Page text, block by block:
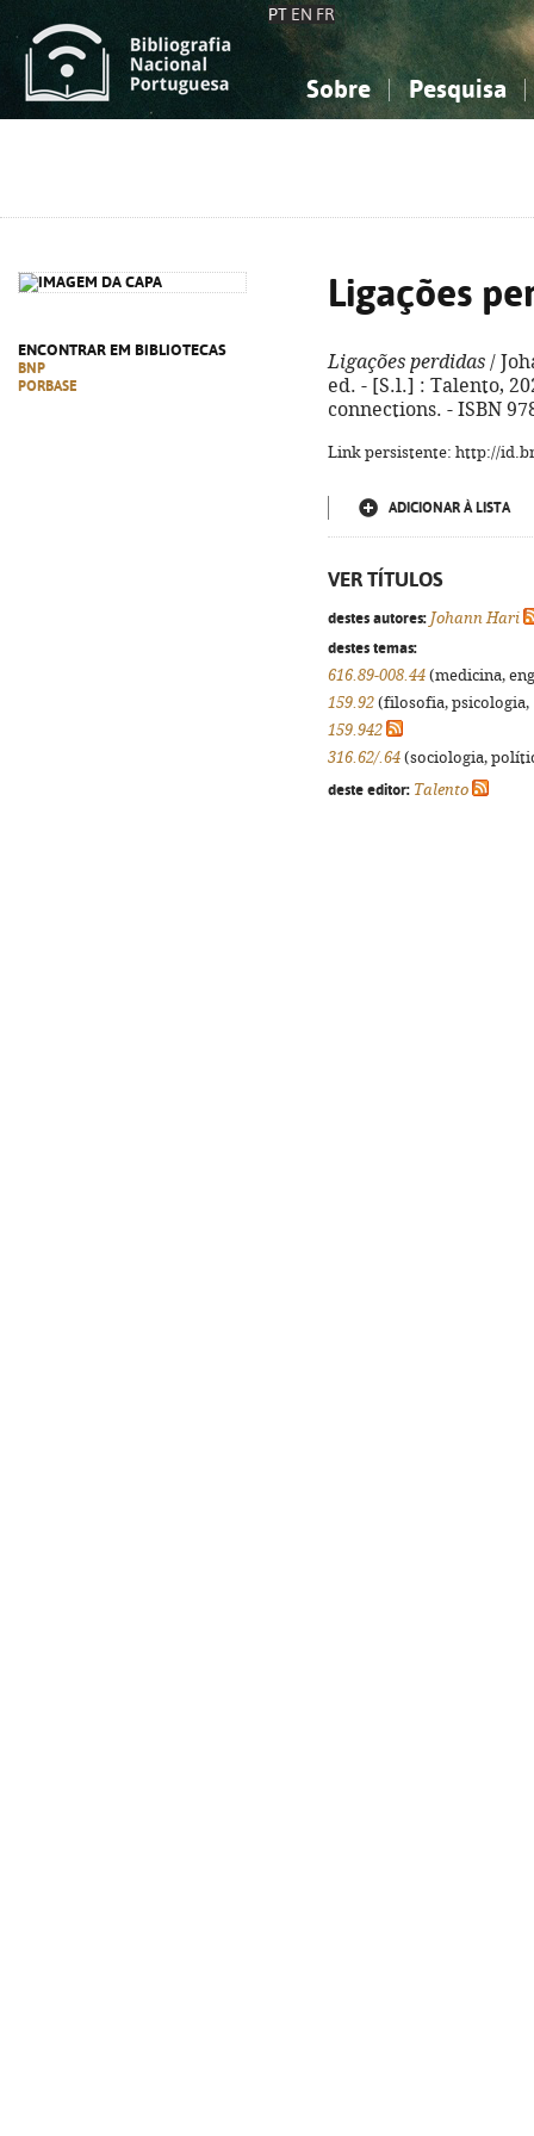
PT EN FR
Sobre Pesquisa
ENCONTRAR EM BIBLIOTECAS
BNP
PORBASE
Ligações
Ligações perdidas /
ed. - [S.l.] : Talento,
connections. - ISBN
Link persistente: http://
ADICIONAR À LISTA
VER TÍTULOS
destes autores: Johann Hari
destes temas:
616.89-008.44 (medicina,
159.92 (filosofia,
159.942
316.62/.64 (sociologia,
deste editor: Talento